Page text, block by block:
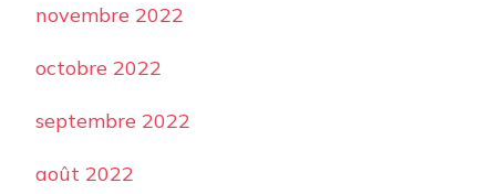
novembre 2022
octobre 2022
septembre 2022
août 2022